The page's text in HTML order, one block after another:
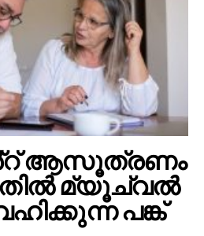
ആസൂത്രണം
മ്യൂച്വൽ
പങ്ക്